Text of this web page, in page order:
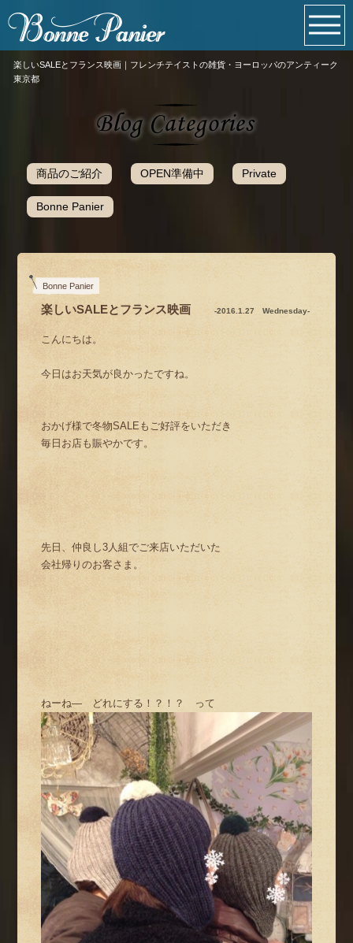
楽しいSALEとフランス映画｜フレンチテイストの雑貨・ヨーロッパのアンティーク
東京都
商品のご紹介 OPEN準備中 Private
Bonne Panier
Bonne Panier
楽しいSALEとフランス映画 -2016.1.27 Wednesday-
こんにちは。
今日はお天気が良かったですね。
おかげ様で冬物SALEもご好評をいただき
毎日お店も賑やかです。
先日、仲良し3人組でご来店いただいた
会社帰りのお客さま。
ねーね― どれにする！？！？ って